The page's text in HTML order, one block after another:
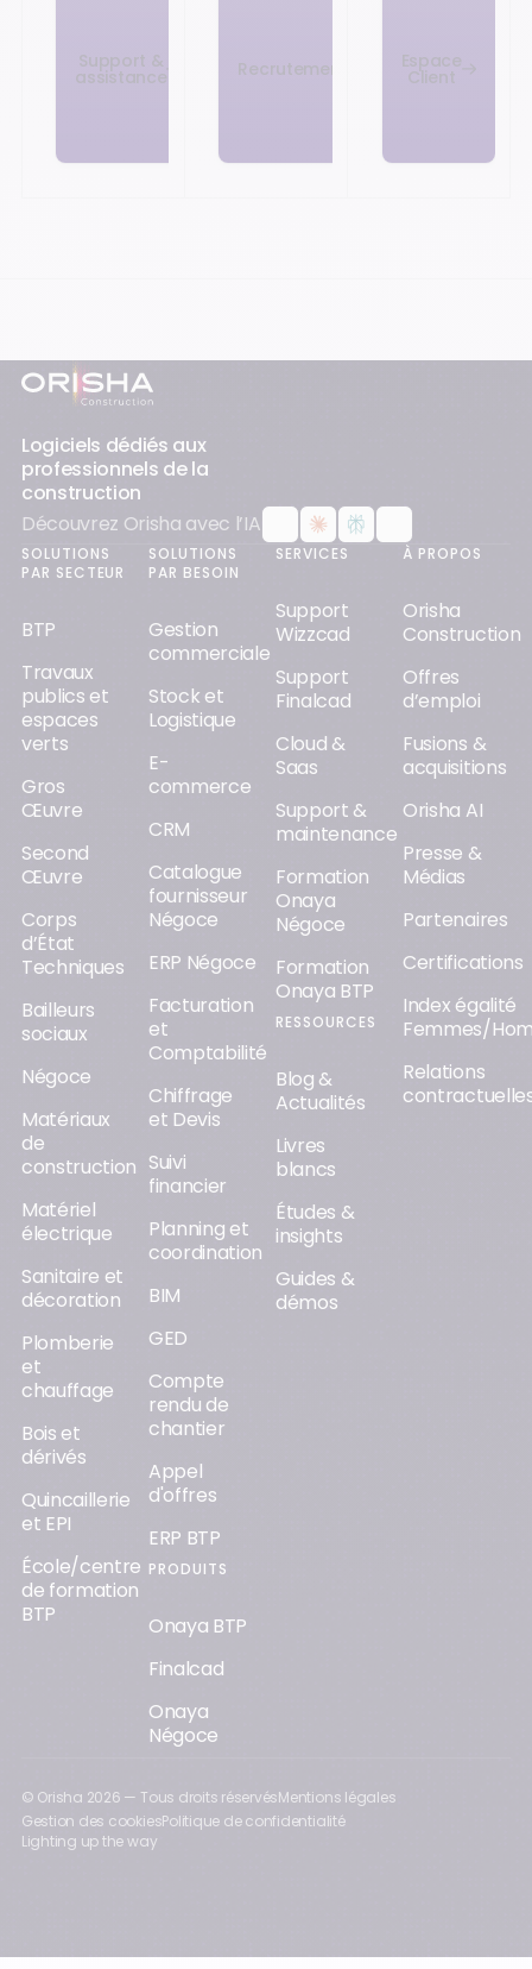
Support &
assistance Recrutement Espace
Client
Pied-de-page
Logiciels dédiés aux
professionnels de la
construction
Découvrez Orisha avec l’IA
SOLUTIONS
PAR SECTEUR
BTP
Travaux
publics et
espaces
verts
Gros
Œuvre
Second
Œuvre
Corps
d’État
Techniques
Bailleurs
sociaux
Négoce
Matériaux
de
construction
Matériel
électrique
Sanitaire et
décoration
Plomberie
et
chauffage
Bois et
dérivés
Quincaillerie
et EPI
École/centre
de formation
BTP
SOLUTIONS
PAR BESOIN
Gestion
commerciale
Stock et
Logistique
E-
commerce
CRM
Catalogue
fournisseur
Négoce
ERP Négoce
Facturation
et
Comptabilité
Chiffrage
et Devis
Suivi
financier
Planning et
coordination
BIM
GED
Compte
rendu de
chantier
Appel
d'offres
ERP BTP
PRODUITS
Onaya BTP
Finalcad
Onaya
Négoce
SERVICES
Support
Wizzcad
Support
Finalcad
Cloud &
Saas
Support &
maintenance
Formation
Onaya
Négoce
Formation
Onaya BTP
RESSOURCES
Blog &
Actualités
Livres
blancs
Études &
insights
Guides &
démos
À PROPOS
Orisha
Construction
Offres
d’emploi
Fusions &
acquisitions
Orisha AI
Presse &
Médias
Partenaires
Certifications
Index égalité
Femmes/
Relations
© Orisha 2026 — Tous droits réservésMentions légales
Gestion des cookiesPolitique de confidentialité
Lighting up the way